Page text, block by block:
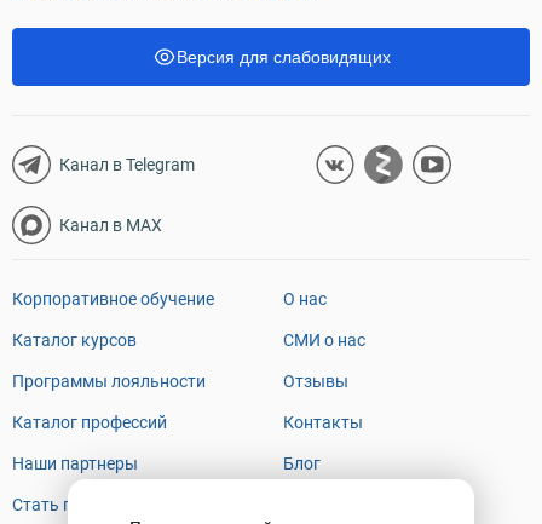
Версия для слабовидящих
Канал в Telegram
Канал в MAX
Корпоративное обучение
Каталог курсов
Программы лояльности
Каталог профессий
Наши партнеры
Стать преподавателем
О нас
СМИ о нас
Отзывы
Контакты
Блог